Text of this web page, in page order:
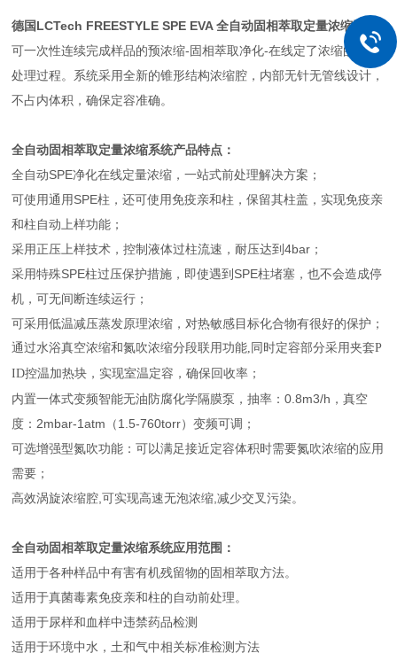
德国LCTech FREESTYLE SPE EVA全自动固相萃取定量浓缩系统
可一次性连续完成样品的预浓缩-固相萃取净化-在线定了浓缩的联机
处理过程。系统采用全新的锥形结构浓缩腔，内部无针无管线设计，
不占内体积，确保定容准确。
全自动固相萃取定量浓缩系统产品特点：
全自动SPE净化在线定量浓缩，一站式前处理解决方案；
可使用通用SPE柱，还可使用免疫亲和柱，保留其柱盖，实现免疫亲
和柱自动上样功能；
采用正压上样技术，控制液体过柱流速，耐压达到4bar；
采用特殊SPE柱过压保护措施，即使遇到SPE柱堵塞，也不会造成停
机，可无间断连续运行；
可采用低温减压蒸发原理浓缩，对热敏感目标化合物有很好的保护；
通过水浴真空浓缩和氮吹浓缩分段联用功能,同时定容部分采用夹套P
ID控温加热块，实现室温定容，确保回收率；
内置一体式变频智能无油防腐化学隔膜泵，抽率：0.8m3/h，真空
度：2mbar-1atm（1.5-760torr）变频可调；
可选增强型氮吹功能：可以满足接近定容体积时需要氮吹浓缩的应用
需要；
高效涡旋浓缩腔,可实现高速无泡浓缩,减少交叉污染。
全自动固相萃取定量浓缩系统应用范围：
适用于各种样品中有害有机残留物的固相萃取方法。
适用于真菌毒素免疫亲和柱的自动前处理。
适用于尿样和血样中违禁药品检测
适用于环境中水，土和气中相关标准检测方法